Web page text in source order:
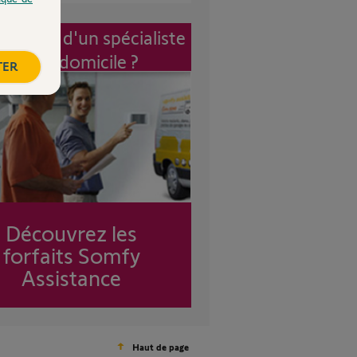
d'un spécialiste
à mon domicile ?
Découvrez les
forfaits Somfy
Assistance
Haut de page